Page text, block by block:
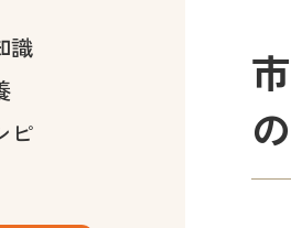
識
ピ